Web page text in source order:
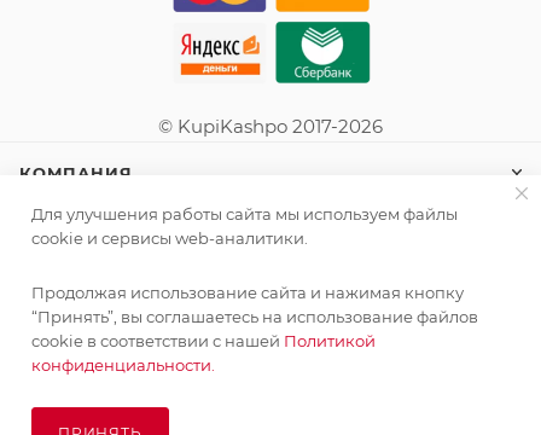
© KupiKashpo 2017-2026
КОМПАНИЯ
ИНФОРМАЦИЯ
ПОМОЩЬ
ПОДПИСАТЬСЯ НА РАССЫЛКУ
Поставка живых растений осуществляется под заказ
сроком 3-4 недели с минимальной суммой заказа 10000
руб.!
Для улучшения работы сайта мы используем файлы
cookie и сервисы web-аналитики.
Продолжая использование сайта и нажимая кнопку
“Принять”, вы соглашаетесь на использование файлов
cookie в соответствии с нашей Политикой
конфиденциальности.